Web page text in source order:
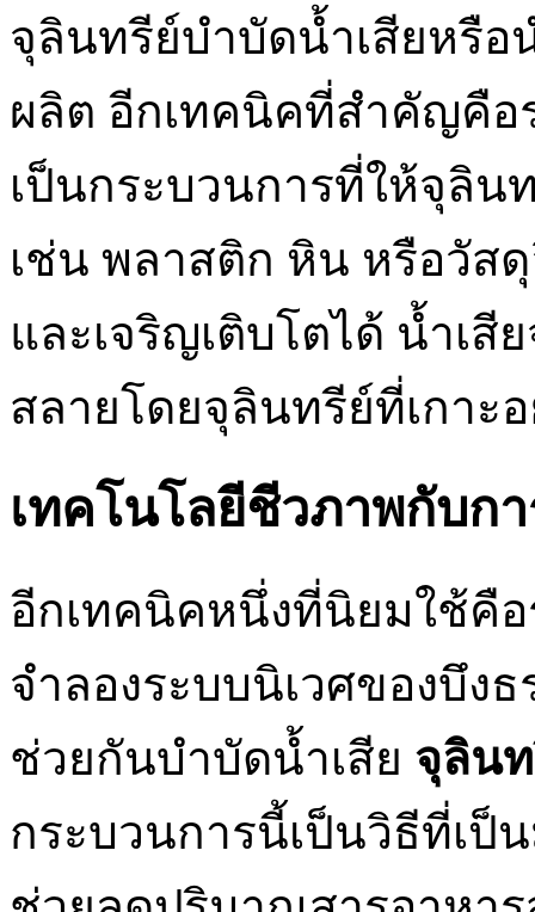
จุลินทรีย์บำบัดน้ำเสียหรื
ผลิต อีกเทคนิคที่สำคัญคือ
เป็นกระบวนการที่ให้จุลิน
เช่น พลาสติก หิน หรือวัส
และเจริญเติบโตได้ น้ำเ
สลายโดยจุลินทรีย์ที่เกาะ
เทคโนโลยีชีวภาพกับก
อีกเทคนิคหนึ่งที่นิยมใช้คื
จำลองระบบนิเวศของบึง
ช่วยกันบำบัดน้ำเสีย จุลิน
กระบวนการนี้เป็นวิธีที่เป็